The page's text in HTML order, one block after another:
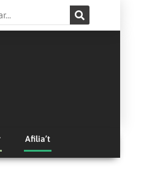
Afilia’t